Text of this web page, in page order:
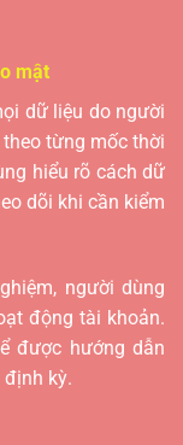
mật
dữ liệu do người
từng mốc thời
hiểu rõ cách dữ
dõi khi cần kiểm
người dùng
động tài khoản.
được hướng dẫn
kỳ.